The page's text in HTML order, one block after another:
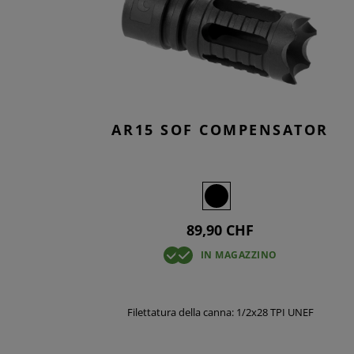
T-
AR15 SOF COMPENSATOR
89,90 CHF
IN MAGAZZINO
Filettatura della canna: 1/2x28 TPI UNEF